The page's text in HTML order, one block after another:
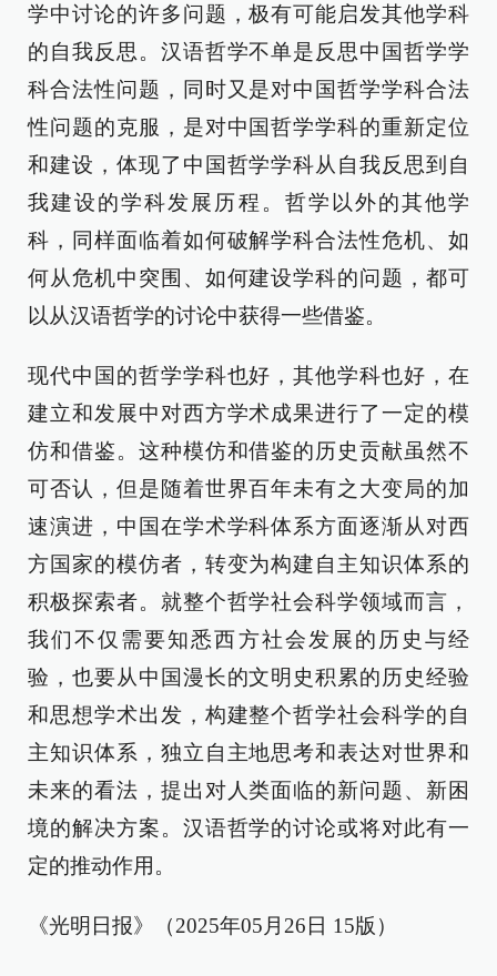
学中讨论的许多问题，极有可能启发其他学科
的自我反思。汉语哲学不单是反思中国哲学学
科合法性问题，同时又是对中国哲学学科合法
性问题的克服，是对中国哲学学科的重新定位
和建设，体现了中国哲学学科从自我反思到自
我建设的学科发展历程。哲学以外的其他学
科，同样面临着如何破解学科合法性危机、如
何从危机中突围、如何建设学科的问题，都可
以从汉语哲学的讨论中获得一些借鉴。
现代中国的哲学学科也好，其他学科也好，在
建立和发展中对西方学术成果进行了一定的模
仿和借鉴。这种模仿和借鉴的历史贡献虽然不
可否认，但是随着世界百年未有之大变局的加
速演进，中国在学术学科体系方面逐渐从对西
方国家的模仿者，转变为构建自主知识体系的
积极探索者。就整个哲学社会科学领域而言，
我们不仅需要知悉西方社会发展的历史与经
验，也要从中国漫长的文明史积累的历史经验
和思想学术出发，构建整个哲学社会科学的自
主知识体系，独立自主地思考和表达对世界和
未来的看法，提出对人类面临的新问题、新困
境的解决方案。汉语哲学的讨论或将对此有一
定的推动作用。
《光明日报》（2025年05月26日 15版）